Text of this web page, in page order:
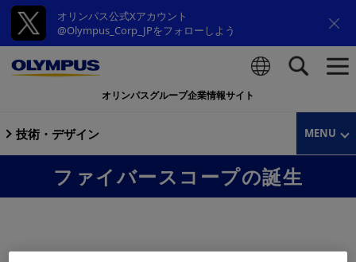
オリンパス公式Xアカウント
@Olympus_Corp_JPをフォローしよう
オリンパスグループ企業情報サイト
技術・デザイン MENU
ファイバースコープの誕生